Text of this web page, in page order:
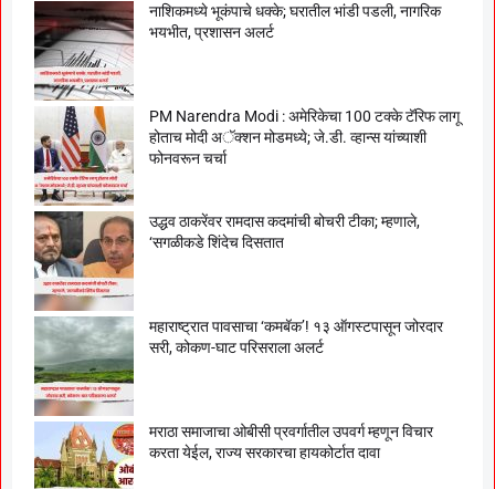
नाशिकमध्ये भूकंपाचे धक्के; घरातील भांडी पडली, नागरिक
भयभीत, प्रशासन अलर्ट
PM Narendra Modi : अमेरिकेचा 100 टक्के टॅरिफ लागू
होताच मोदी अॅक्शन मोडमध्ये; जे.डी. व्हान्स यांच्याशी
फोनवरून चर्चा
उद्धव ठाकरेंवर रामदास कदमांची बोचरी टीका; म्हणाले,
‘सगळीकडे शिंदेच दिसतात
महाराष्ट्रात पावसाचा ‘कमबॅक’! १३ ऑगस्टपासून जोरदार
सरी, कोकण-घाट परिसराला अलर्ट
मराठा समाजाचा ओबीसी प्रवर्गातील उपवर्ग म्हणून विचार
करता येईल, राज्य सरकारचा हायकोर्टात दावा